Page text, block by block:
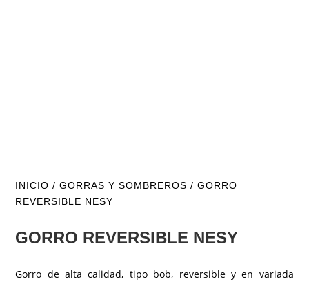
INICIO /GORRAS Y SOMBREROS / GORRO
REVERSIBLE NESY
GORRO REVERSIBLE NESY
Gorro de alta calidad, tipo bob, reversible y en variada